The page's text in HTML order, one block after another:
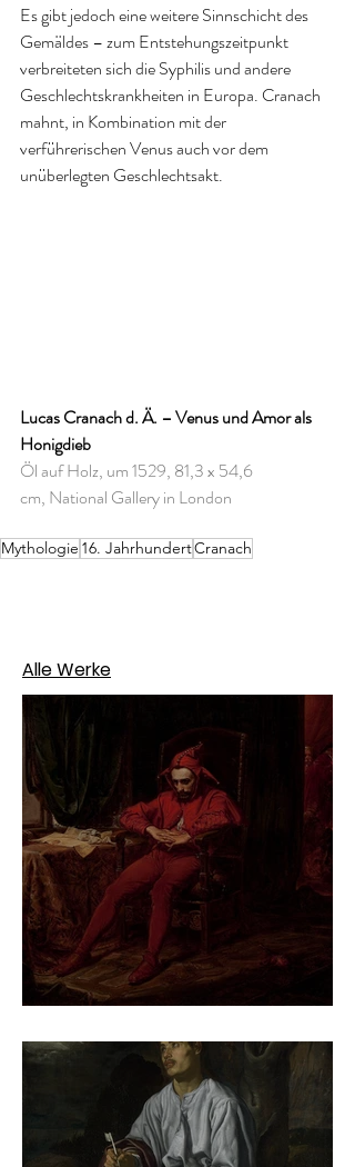
Es gibt jedoch eine weitere Sinnschicht des
Gemäldes – zum Entstehungszeitpunkt
verbreiteten sich die Syphilis und andere
Geschlechtskrankheiten in Europa. Cranach
mahnt, in Kombination mit der
verführerischen Venus auch vor dem
unüberlegten Geschlechtsakt.
Lucas Cranach d. Ä. – Venus und Amor als
Honigdieb
Öl auf Holz, um 1529, 81,3 x 54,6
cm, National Gallery in London
Mythologie 16. JahrhundertCranach
Alle Werke